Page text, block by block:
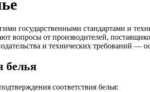
государственными стандартами и
вопросы от производителей,
и технических требований
белья
соответствия белья: